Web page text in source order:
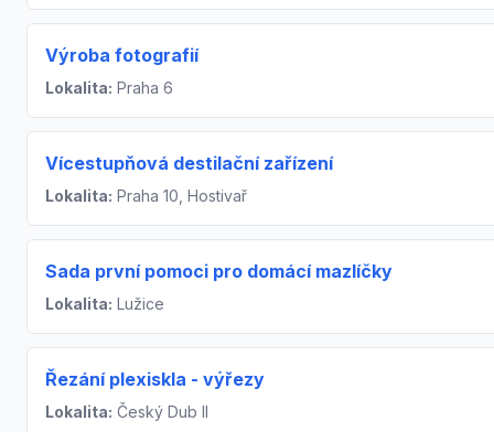
Výroba fotografií
Lokalita: Praha 6
Vícestupňová destilační zařízení
Lokalita: Praha 10, Hostivař
Sada první pomoci pro domácí mazlíčky
Lokalita: Lužice
Řezání plexiskla - výřezy
Lokalita: Český Dub II